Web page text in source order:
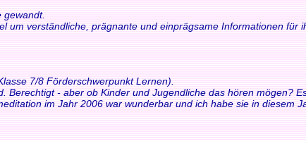
gewandt.
verständliche, prägnante und einprägsame Informationen für
7/8 Förderschwerpunkt Lernen).
- aber ob Kinder und Jugendliche das hören mögen?
im Jahr 2006 war wunderbar und ich habe sie in diesem